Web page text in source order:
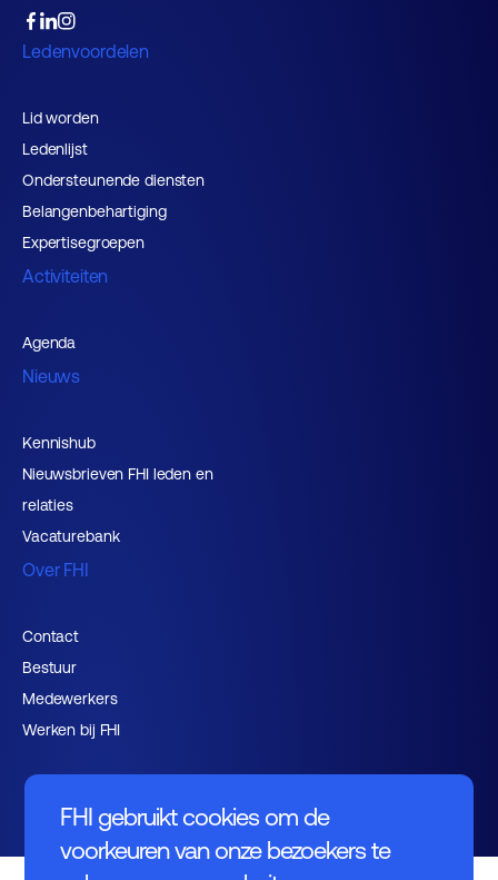
FHI gebruikt cookies om de
voorkeuren van onze bezoekers te
Ledenvoordelen
Lid worden
Ledenlijst
Ondersteunende diensten
Belangenbehartiging
Expertisegroepen
Activiteiten
Agenda
Nieuws
Kennishub
Nieuwsbrieven FHI leden en
relaties
Vacaturebank
Over FHI
Contact
Bestuur
Medewerkers
Werken bij FHI